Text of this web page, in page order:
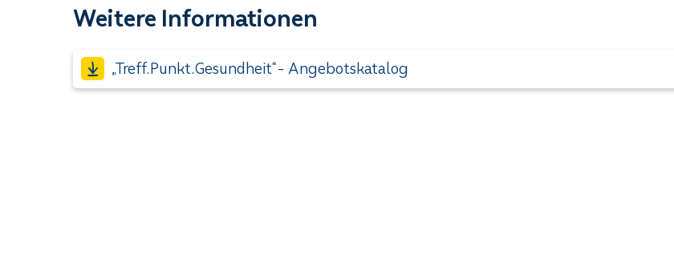
Weitere Informationen
„Treff.Punkt.Gesundheit“- Angebotskatalog